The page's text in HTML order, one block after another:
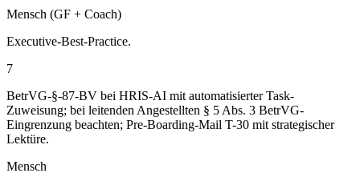
Mensch (GF + Coach)
Executive-Best-Practice.
7
BetrVG-§-87-BV bei HRIS-AI mit automatisierter Task-
Zuweisung; bei leitenden Angestellten § 5 Abs. 3 BetrVG-
Eingrenzung beachten; Pre-Boarding-Mail T-30 mit strategischer
Lektüre.
Mensch